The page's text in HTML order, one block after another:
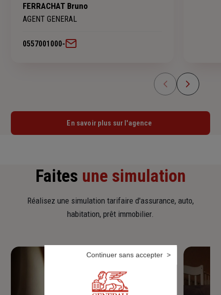
FERRACHAT Bruno
AGENT GENERAL
0557001000-
En savoir plus sur l'agence
Faites une simulation
Réalisez une simulation tarifaire d'assurance, auto,
habitation, prêt immobilier.
Continuer sans accepter